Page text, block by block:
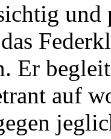
Er
auf